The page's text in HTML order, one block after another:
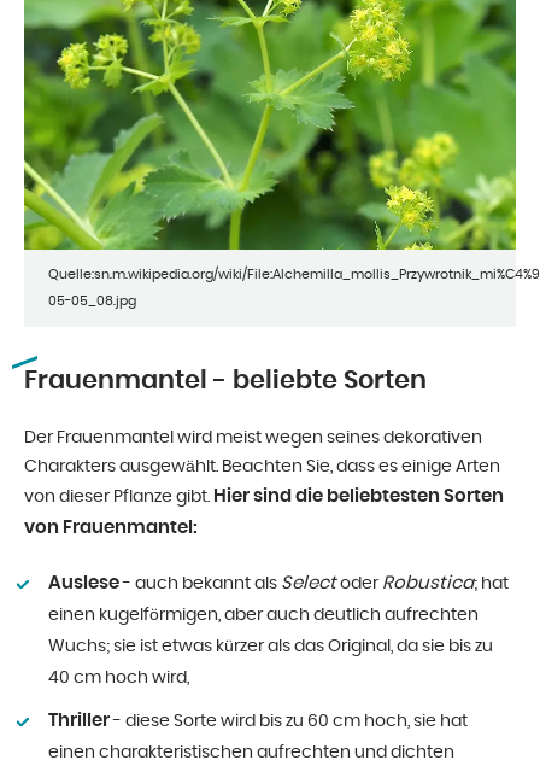
Quelle:sn.m.wikipedia.org/wiki/
05-05_08.jpg
Frauenmantel - beliebte Sorten
Der Frauenmantel wird meist wegen seines dekorativen
Charakters ausgewählt. Beachten Sie, dass es einige Arten
von dieser Pflanze gibt. Hier sind die beliebtesten Sorten
von Frauenmantel:
Auslese- auch bekannt als Selectoder Robustica; hat
einen kugelförmigen, aber auch deutlich aufrechten
Wuchs; sie ist etwas kürzer als das Original, da sie bis zu
40 cm hoch wird,
Thriller- diese Sorte wird bis zu 60 cm hoch, sie hat
einen charakteristischen aufrechten und dichten